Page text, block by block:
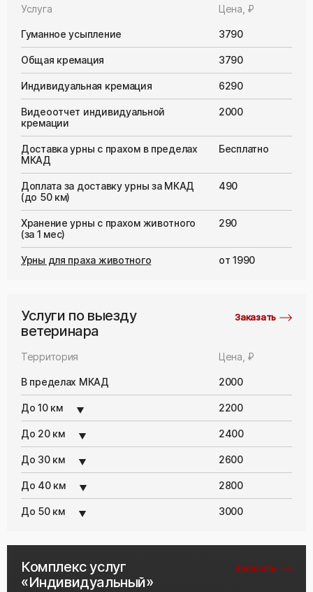
Услуга Цена, ₽
Гуманное усыпление 3790
Общая кремация 3790
Индивидуальная кремация 6290
Видеоотчет индивидуальной
кремации
2000
Доставка урны с прахом в пределах
МКАД
Бесплатно
Доплата за доставку урны за МКАД
(до 50 км)
490
Хранение урны с прахом животного
(за 1 мес)
290
Урны для праха животного от 1990
Услуги по выезду
ветеринара
Заказать
Территория Цена, ₽
В пределах МКАД 2000
До 10 км 2200
До 20 км 2400
До 30 км 2600
До 40 км 2800
До 50 км 3000
Комплекс услуг
«Индивидуальный»
Заказать